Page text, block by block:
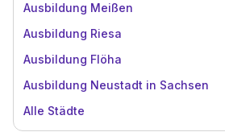
Ausbildung Meißen
Ausbildung Riesa
Ausbildung Flöha
Ausbildung Neustadt in Sachsen
Alle Städte